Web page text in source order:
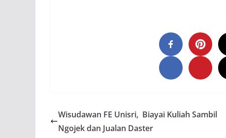
Wisudawan FE Unisri, Biayai Kuliah Sambil
Ngojek dan Jualan Daster